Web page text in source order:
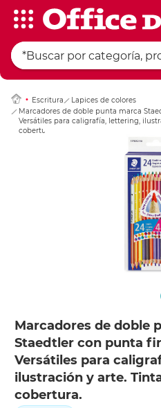
Escritura
Lapices de colores
Marcadores de doble punta marca
Versátiles para caligrafía, lettering,
cobertura.
Marcadores de doble
Staedtler con punta
Versátiles para
ilustración y arte.
cobertura.